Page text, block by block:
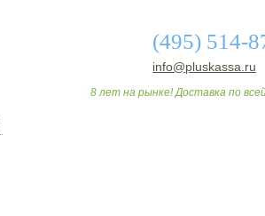
(495) 514-
info@pluskassa.ru
8 лет на рынке! Доставка по